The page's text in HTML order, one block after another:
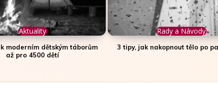
Aktuality
moderním dětským táborům
až pro 4500 dětí
Rady a Návody
3 tipy, jak nakopnout tělo po